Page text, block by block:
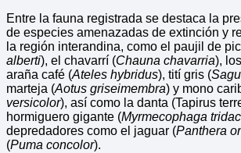
Entre la fauna registrada se destaca la
de especies amenazadas de extinción y
la región interandina, como el paujil de
alberti), el chavarrí (Chauna chavarria),
araña café (Ateles hybridus), tití gris (
marteja (Aotus griseimembra) y mono
versicolor), así como la danta (Tapirus
hormiguero gigante (Myrmecophaga
depredadores como el jaguar (Panthera
(Puma concolor).